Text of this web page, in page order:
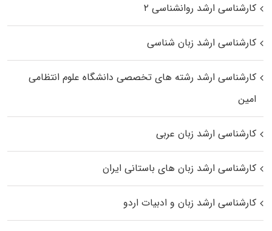
کارشناسی ارشد روانشناسی ۲
کارشناسی ارشد زبان شناسی
کارشناسی ارشد رﺷﺘﻪ ﻫﺎی تخصصی داﻧﺸﮕﺎه ﻋﻠﻮم انتظامی
اﻣﻴﻦ
کارشناسی ارشد زبان عربی
کارشناسی ارشد زبان‌ های باستانی ایران
کارشناسی ارشد زبان و ادبیات اردو